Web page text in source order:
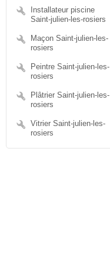
Installateur piscine
Saint-julien-les-rosiers
Maçon Saint-julien-les-
rosiers
Peintre Saint-julien-les-
rosiers
Plâtrier Saint-julien-les-
rosiers
Vitrier Saint-julien-les-
rosiers